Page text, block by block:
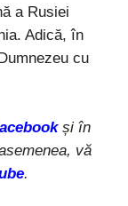
a Rusiei
Adică, în
cu
și în
vă
.